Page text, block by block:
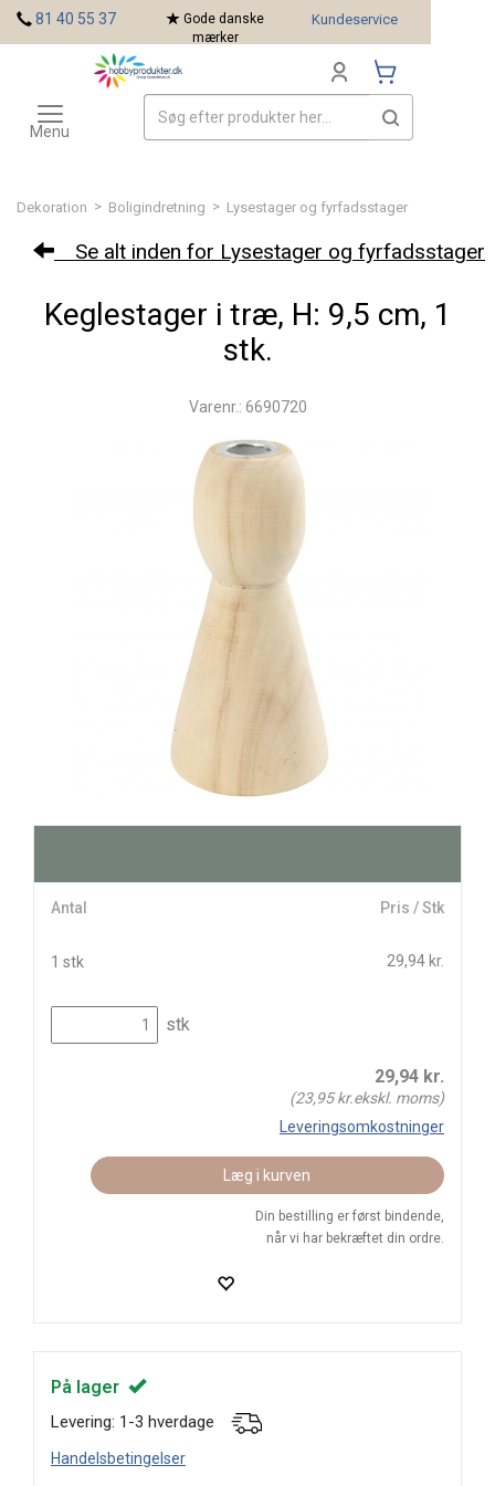
Dekoration > Boligindretning > Lysestager og fyrfadsstager
Se alt inden for Lysestager og fyrfadsstager
Keglestager i træ, H: 9,5 cm, 1
stk.
Varenr.: 6690720
Antal Pris / Stk
1 stk 29,94 kr.
stk
29,94 kr.
(23,95kr.ekskl. moms)
Leveringsomkostninger
Læg i kurven
Din bestilling er først bindende,
når vi har bekræftet din ordre.
På lager
Levering: 1-3 hverdage
Handelsbetingelser
81 40 55 37
Gode danske
mærker
Kundeservice
Toggle
navigation
Menu
Mærker